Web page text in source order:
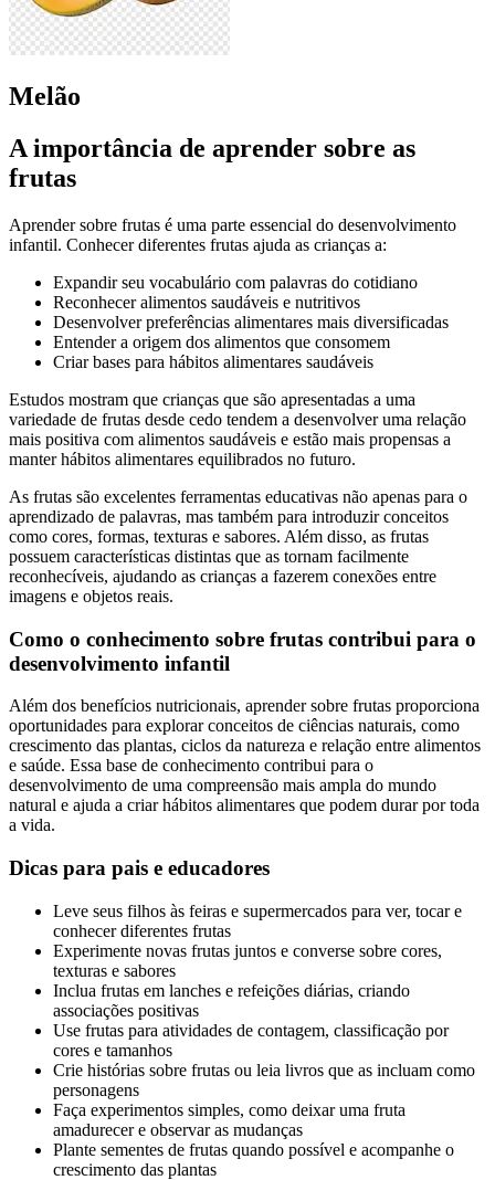
Melão
A importância de aprender sobre as
frutas
Aprender sobre frutas é uma parte essencial do desenvolvimento
infantil. Conhecer diferentes frutas ajuda as crianças a:
Expandir seu vocabulário com palavras do cotidiano
Reconhecer alimentos saudáveis e nutritivos
Desenvolver preferências alimentares mais diversificadas
Entender a origem dos alimentos que consomem
Criar bases para hábitos alimentares saudáveis
Estudos mostram que crianças que são apresentadas a uma
variedade de frutas desde cedo tendem a desenvolver uma relação
mais positiva com alimentos saudáveis e estão mais propensas a
manter hábitos alimentares equilibrados no futuro.
As frutas são excelentes ferramentas educativas não apenas para o
aprendizado de palavras, mas também para introduzir conceitos
como cores, formas, texturas e sabores. Além disso, as frutas
possuem características distintas que as tornam facilmente
reconhecíveis, ajudando as crianças a fazerem conexões entre
imagens e objetos reais.
Como o conhecimento sobre frutas contribui para o
desenvolvimento infantil
Além dos benefícios nutricionais, aprender sobre frutas proporciona
oportunidades para explorar conceitos de ciências naturais, como
crescimento das plantas, ciclos da natureza e relação entre alimentos
e saúde. Essa base de conhecimento contribui para o
desenvolvimento de uma compreensão mais ampla do mundo
natural e ajuda a criar hábitos alimentares que podem durar por toda
a vida.
Dicas para pais e educadores
Leve seus filhos às feiras e supermercados para ver, tocar e
conhecer diferentes frutas
Experimente novas frutas juntos e converse sobre cores,
texturas e sabores
Inclua frutas em lanches e refeições diárias, criando
associações positivas
Use frutas para atividades de contagem, classificação por
cores e tamanhos
Crie histórias sobre frutas ou leia livros que as incluam como
personagens
Faça experimentos simples, como deixar uma fruta
amadurecer e observar as mudanças
Plante sementes de frutas quando possível e acompanhe o
crescimento das plantas